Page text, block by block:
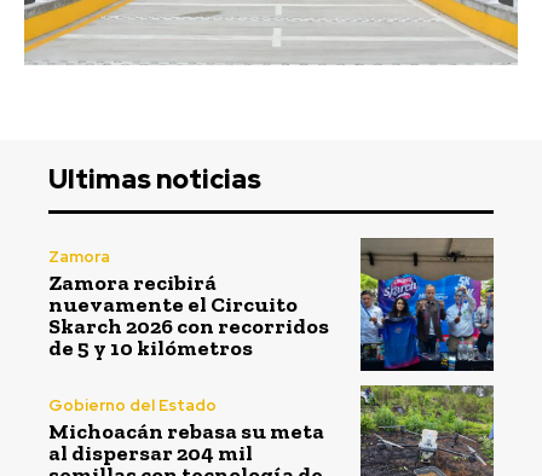
Ultimas noticias
Zamora
Zamora recibirá
nuevamente el Circuito
Skarch 2026 con recorridos
de 5 y 10 kilómetros
Gobierno del Estado
Michoacán rebasa su meta
al dispersar 204 mil